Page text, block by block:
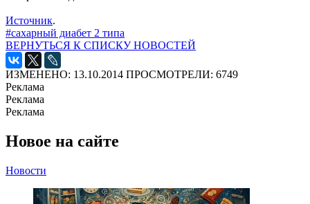
Источник.
#сахарный диабет 2 типа
ВЕРНУТЬСЯ К СПИСКУ НОВОСТЕЙ
ИЗМЕНЕНО: 13.10.2014 ПРОСМОТРЕЛИ: 6749
Реклама
Реклама
Реклама
Новое на сайте
Новости